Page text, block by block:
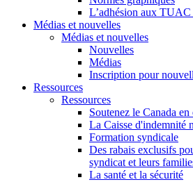
L’adhésion aux TUAC
Médias et nouvelles
Médias et nouvelles
Nouvelles
Médias
Inscription pour
Ressources
Ressources
Soutenez le Canada
La Caisse d'indemnité
Formation syndicale
Des rabais exclusifs
syndicat et leurs
La santé et la sécurité